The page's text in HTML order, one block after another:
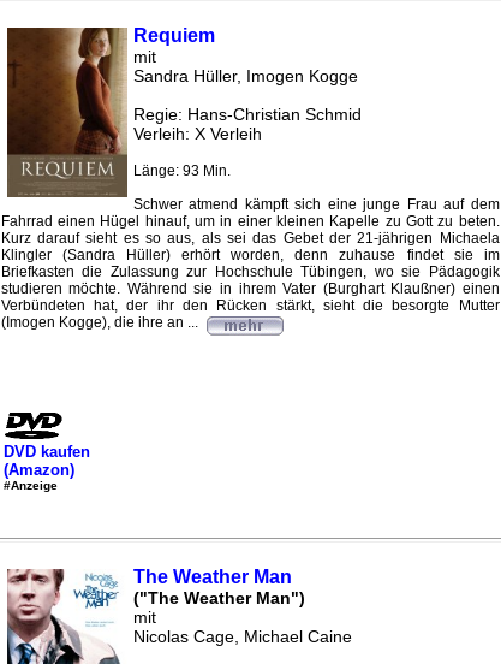
Requiem
mit
Sandra Hüller, Imogen Kogge
Regie: Hans-Christian Schmid
Verleih: X Verleih
Länge: 93 Min.
Schwer atmend kämpft sich eine junge Frau auf dem
Fahrrad einen Hügel hinauf, um in einer kleinen Kapelle zu Gott zu beten.
Kurz darauf sieht es so aus, als sei das Gebet der 21-jährigen Michaela
Klingler (Sandra Hüller) erhört worden, denn zuhause findet sie im
Briefkasten die Zulassung zur Hochschule Tübingen, wo sie Pädagogik
studieren möchte. Während sie in ihrem Vater (Burghart Klaußner) einen
Verbündeten hat, der ihr den Rücken stärkt, sieht die besorgte Mutter
(Imogen Kogge), die ihre an ...
DVD kaufen
(Amazon)
#Anzeige
The Weather Man
("The Weather Man")
mit
Nicolas Cage, Michael Caine